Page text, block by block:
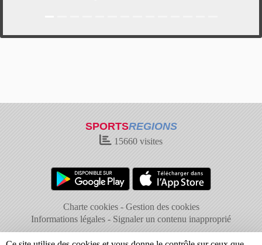
SPORTSREGIONS
15660 visites
Charte cookies
Gestion des cookies
Informations légales
Signaler un contenu inapproprié